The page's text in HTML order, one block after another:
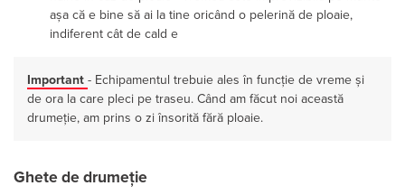
așa că e bine să ai la tine oricând o pelerină de ploaie,
indiferent cât de cald e
Important - Echipamentul trebuie ales în funcție de vreme și
de ora la care pleci pe traseu. Când am făcut noi această
drumeție, am prins o zi însorită fără ploaie.
Ghete de drumeție